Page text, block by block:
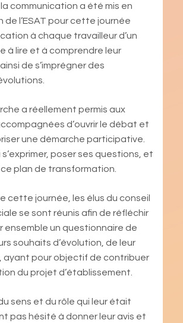
la communication a été mis en
de l’ESAT pour cette journée
à chaque travailleur d’un
à lire et à comprendre leur
de s’imprégner des
a réellement permis aux
d’ouvrir le débat et
une démarche participative.
s’exprimer, poser ses questions, et
plan de transformation.
cette journée, les élus du conseil
se sont réunis afin de réfléchir
ensemble un questionnaire de
souhaits d’évolution, de leur
ayant pour objectif de contribuer
du projet d’établissement.
sens et du rôle qui leur était
pas hésité à donner leur avis et